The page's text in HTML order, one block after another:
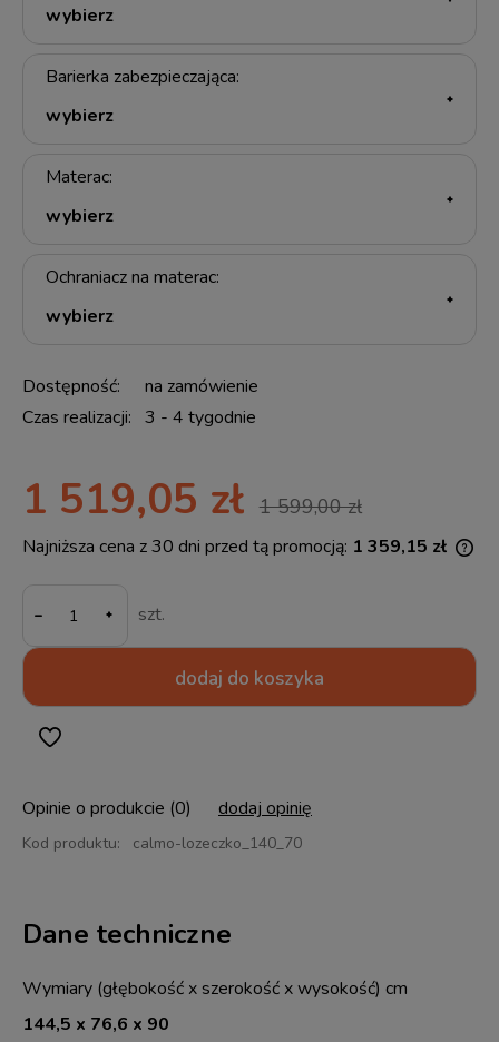
Barierka zabezpieczająca:
Materac:
Ochraniacz na materac:
Dostępność:
na zamówienie
Czas realizacji: 3 - 4 tygodnie
1 519,05 zł 1 599,00 zł
Najniższa cena z 30 dni przed tą promocją: 1 359,15 zł
- szt.
dodaj do koszyka
Kod produktu: calmo-lozeczko_140_70
Opinie o produkcie (0) dodaj opinię
Dane techniczne
Wymiary (głębokość x szerokość x wysokość) cm
144,5 x 76,6 x 90